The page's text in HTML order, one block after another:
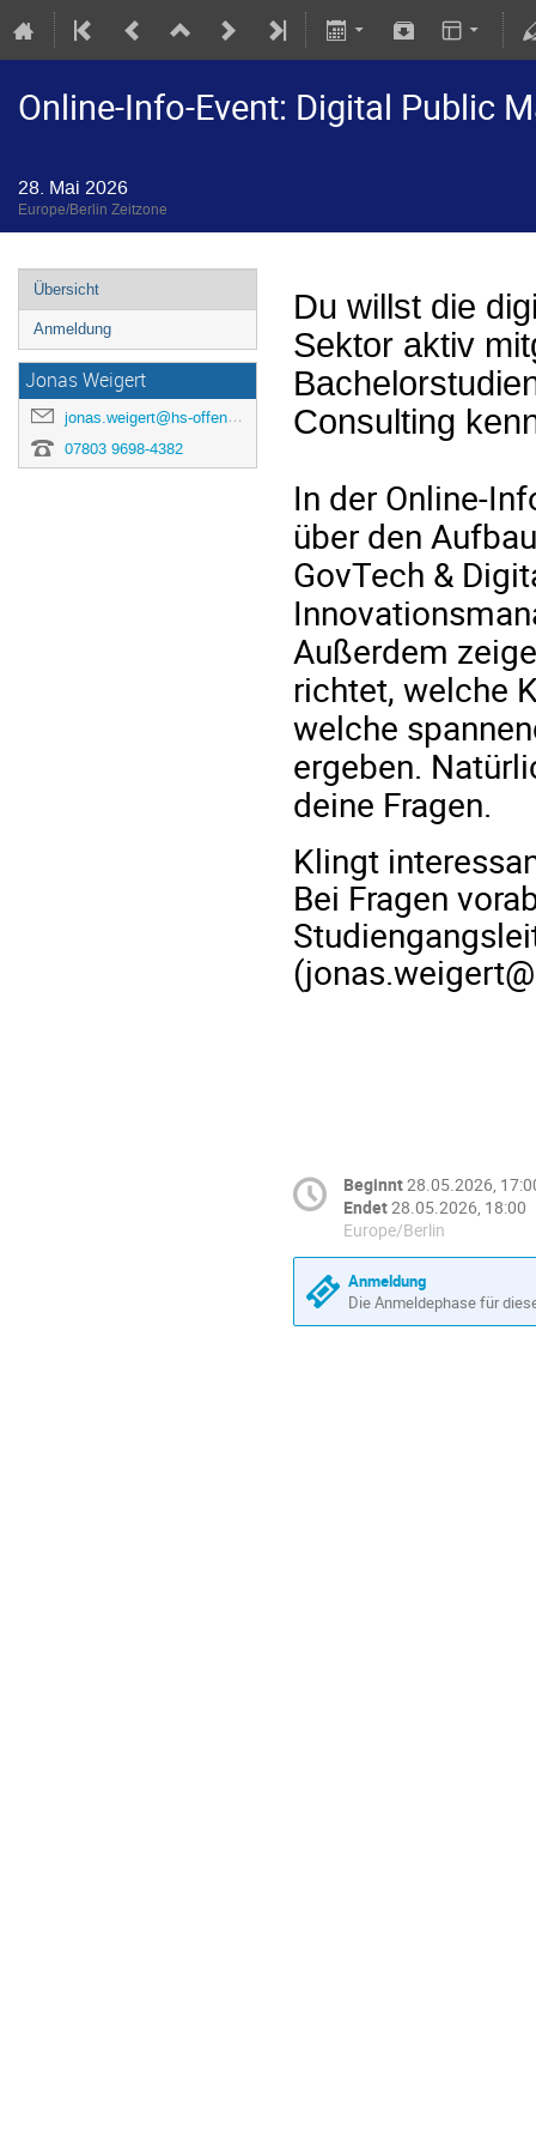
Online-Info-Event: Digital Public
28. Mai 2026
Europe/Berlin Zeitzone
Übersicht
Anmeldung
Jonas Weigert
jonas.weigert@hs-offenburg.de
07803 9698-4382
Du willst die
Sektor aktiv
Consulting
In der Online-
über den
GovTech &
Außerdem
richtet, welche
welche
ergeben.
deine Fragen.
Klingt
Bei Fragen
Beginnt28.05.2026,
Endet28.05.2026, 18:00
Europe/Berlin
Anmeldung
Die Anmeldephase für